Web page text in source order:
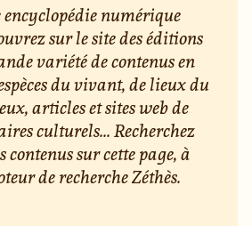
encyclopédie numérique
sur le site des éditions
variété de contenus en
du vivant, de lieux du
articles et sites web de
culturels... Recherchez
contenus sur cette page, à
de recherche Zéthès.